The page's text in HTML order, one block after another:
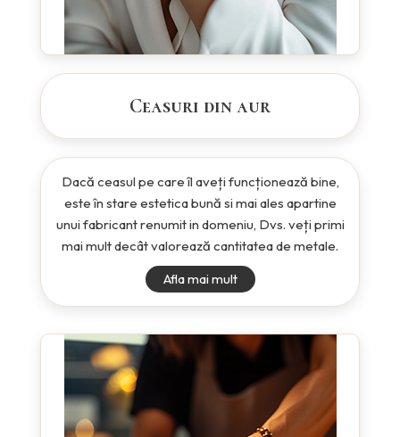
Ceasuri din aur
Dacă ceasul pe care îl aveți funcționează bine,
este în stare estetica bună si mai ales apartine
unui fabricant renumit in domeniu, Dvs. veți primi
mai mult decât valorează cantitatea de metale.
Afla mai mult